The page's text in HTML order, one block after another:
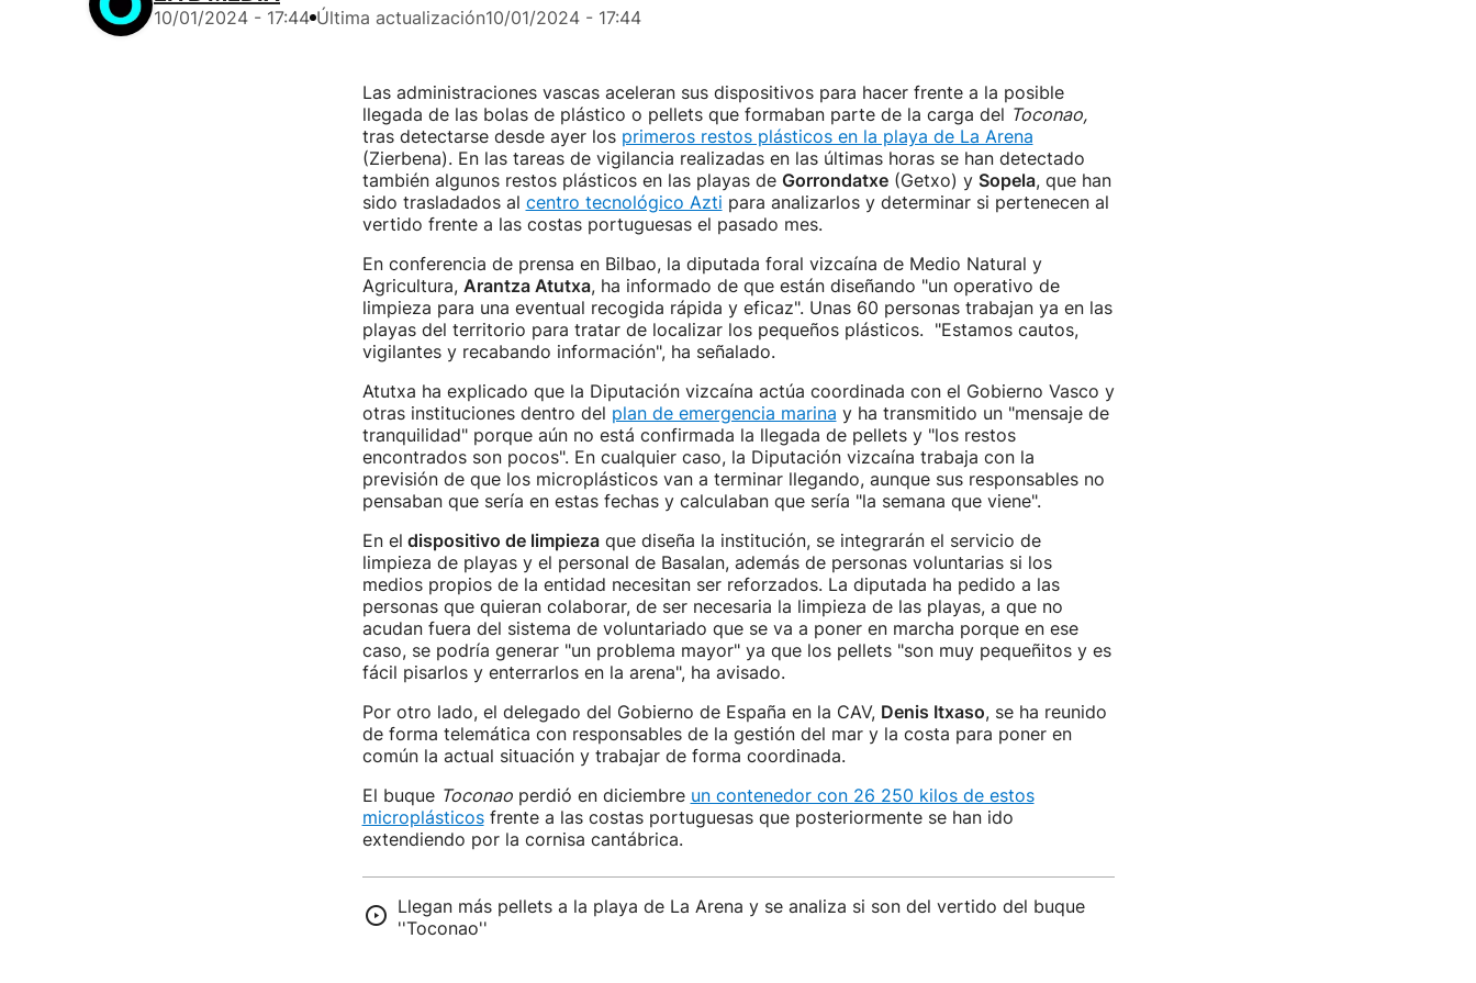
10/01/2024 - 17:44 Última actualización10/01/2024 - 17:44
Las administraciones vascas aceleran sus dispositivos para hacer frente a la posible
llegada de las bolas de plástico o pellets que formaban parte de la carga del Toconao,
tras detectarse desde ayer los primeros restos plásticos en la playa de La Arena
(Zierbena). En las tareas de vigilancia realizadas en las últimas horas se han detectado
también algunos restos plásticos en las playas de Gorrondatxe(Getxo) y Sopela, que han
sido trasladados al centro tecnológico Azti para analizarlos y determinar si pertenecen al
vertido frente a las costas portuguesas el pasado mes.
En conferencia de prensa en Bilbao, la diputada foral vizcaína de Medio Natural y
Agricultura, Arantza Atutxa, ha informado de que están diseñando "un operativo de
limpieza para una eventual recogida rápida y eficaz". Unas 60 personas trabajan ya en las
playas del territorio para tratar de localizar los pequeños plásticos. "Estamos cautos,
vigilantes y recabando información", ha señalado.
Atutxa ha explicado que la Diputación vizcaína actúa coordinada con el Gobierno Vasco y
otras instituciones dentro del plan de emergencia marina y ha transmitido un "mensaje de
tranquilidad" porque aún no está confirmada la llegada de pellets y "los restos
encontrados son pocos". En cualquier caso, la Diputación vizcaína trabaja con la
previsión de que los microplásticos van a terminar llegando, aunque sus responsables no
pensaban que sería en estas fechas y calculaban que sería "la semana que viene".
En el dispositivo de limpiezaque diseña la institución, se integrarán el servicio de
limpieza de playas y el personal de Basalan, además de personas voluntarias si los
medios propios de la entidad necesitan ser reforzados. La diputada ha pedido a las
personas que quieran colaborar, de ser necesaria la limpieza de las playas, a que no
acudan fuera del sistema de voluntariado que se va a poner en marcha porque en ese
caso, se podría generar "un problema mayor" ya que los pellets "son muy pequeñitos y es
fácil pisarlos y enterrarlos en la arena", ha avisado.
Por otro lado, el delegado del Gobierno de España en la CAV, Denis Itxaso, se ha reunido
de forma telemática con responsables de la gestión del mar y la costa para poner en
común la actual situación y trabajar de forma coordinada.
El buque Toconaoperdió en diciembre un contenedor con 26 250 kilos de estos
microplásticosfrente a las costas portuguesas que posteriormente se han ido
extendiendo por la cornisa cantábrica.
Llegan más pellets a la playa de La Arena y se analiza si son del vertido del buque
''Toconao''